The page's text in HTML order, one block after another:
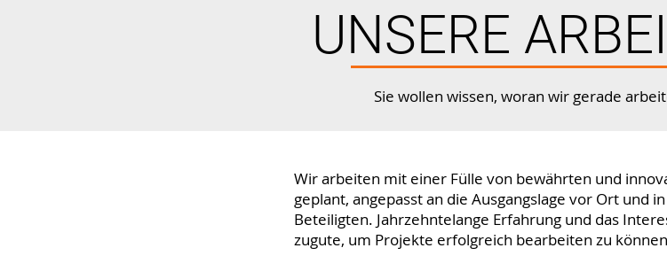
UNSERE
Sie wollen wissen, woran wir gerade
Wir arbeiten mit einer Fülle von bewährten und
geplant, angepasst an die Ausgangslage vor Ort
Beteiligten. Jahrzehntelange Erfahrung und das
zugute, um Projekte erfolgreich bearbeiten zu